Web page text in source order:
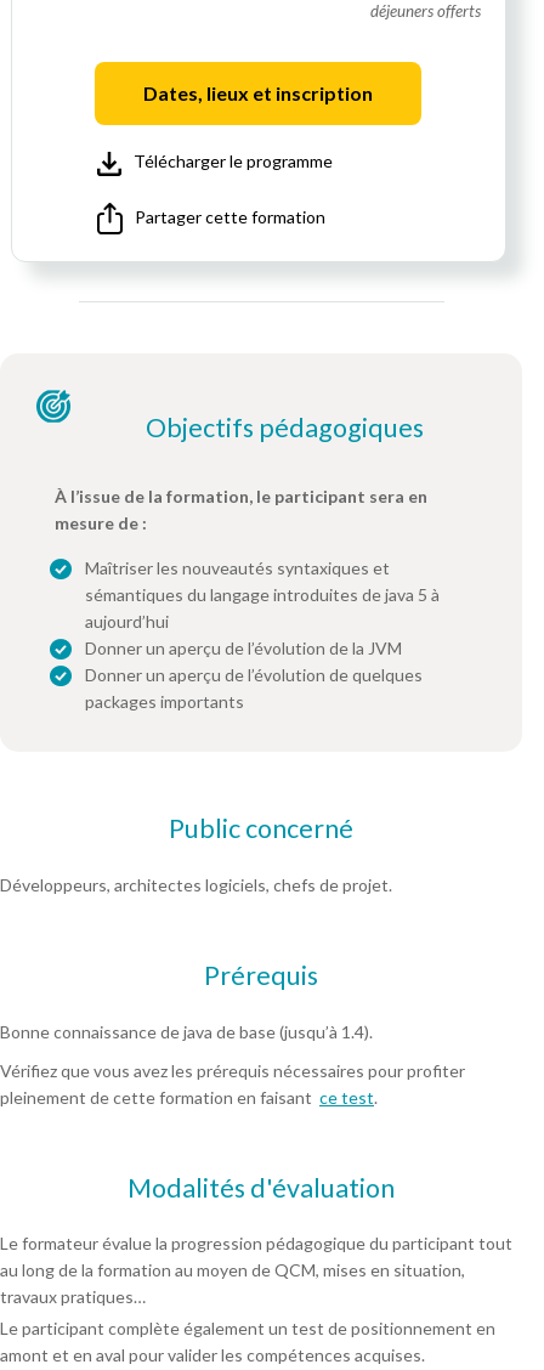
déjeuners offerts
Dates, lieux et inscription
Télécharger le programme
Partager cette formation
Objectifs pédagogiques
À l’issue de la formation, le participant sera en
mesure de :
Maîtriser les nouveautés syntaxiques et
sémantiques du langage introduites de java 5 à
aujourd’hui
Donner un aperçu de l’évolution de la JVM
Donner un aperçu de l’évolution de quelques
packages importants
Public concerné
Développeurs, architectes logiciels, chefs de projet.
Prérequis
Bonne connaissance de java de base (jusqu’à 1.4).
Vérifiez que vous avez les prérequis nécessaires pour profiter
pleinement de cette formation en faisant ce test.
Modalités d'évaluation
Le formateur évalue la progression pédagogique du participant tout
au long de la formation au moyen de QCM, mises en situation,
travaux pratiques…
Le participant complète également un test de positionnement en
amont et en aval pour valider les compétences acquises.